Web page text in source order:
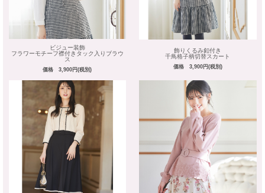
ビジュー装飾
フラワーモチーフ襟付きタック入りブラウ
ス
価格 3,900円(税別)
飾りくるみ釦付き
千鳥格子柄切替スカート
価格 3,900円(税別)